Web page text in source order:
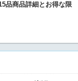
品商品詳細とお得な限